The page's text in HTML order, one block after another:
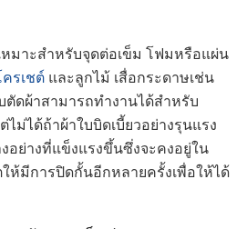
มาะสำหรับจุดต่อเข็ม โฟมหรือแผ่น
ครเชต์ และลูกไม้ เสื่อกระดาษเช่น
ดผ้าสามารถทำงานได้สำหรับ
ม่ได้ถ้าผ้าใบบิดเบี้ยวอย่างรุนแรง
อย่างที่แข็งแรงขึ้นซึ่งจะคงอยู่ใน
มีการปิดกั้นอีกหลายครั้งเพื่อให้ได้